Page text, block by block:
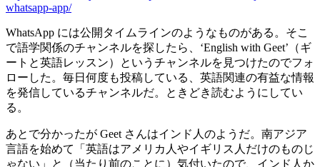
whatsapp-app/
WhatsApp には公開タイムラインのようなものがある。そこ
で語学関係のチャンネルを探したら、‘English with Geet’（ギ
ートと英語レッスン）というチャンネルを見つけたのでフォ
ローした。毎日何度も投稿している、英語関連の有益な情報
を発信しているチャンネルだ。ときどき読むようにしてい
る。
あとで分かったが Geet さんはインド人のようだ。南アジア
言語を始めて「英語はアメリカ人やイギリス人だけのものじ
ゃない」と（当たり前のことに）気付いたので、インド人か